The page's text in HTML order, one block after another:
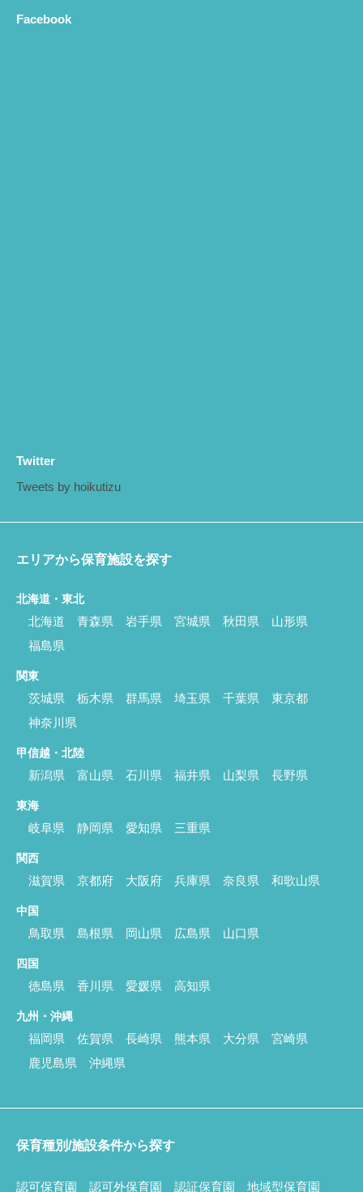
Facebook
Twitter
Tweets by hoikutizu
エリアから保育施設を探す
北海道・東北
北海道 青森県 岩手県 宮城県 秋田県
山形県
福島県
関東
茨城県 栃木県 群馬県 埼玉県 千葉県
東京都
神奈川県
甲信越・北陸
新潟県 富山県 石川県 福井県 山梨県 長野県
東海
岐阜県 静岡県 愛知県 三重県
関西
滋賀県 京都府 大阪府 兵庫県 奈良県 和歌山県
中国
鳥取県 島根県 岡山県 広島県 山口県
四国
徳島県 香川県 愛媛県 高知県
九州・沖縄
福岡県 佐賀県 長崎県 熊本県 大分県
宮崎県
鹿児島県
沖縄県
保育種別/施設条件から探す
認可保育園 認可外保育園 認証保育園 地域型保育園